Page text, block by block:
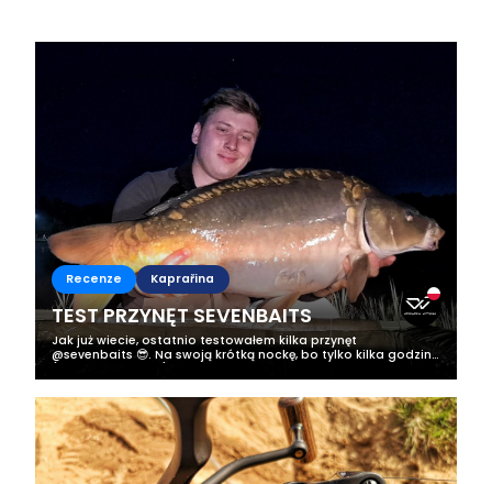
Recenze Kaprařina
TEST PRZYNĘT SEVENBAITS
Jak już wiecie, ostatnio testowałem kilka przynęt
@sevenbaits 😎. Na swoją krótką nockę, bo tylko kilka godzin
„Hobby Line” (Vanilia &...